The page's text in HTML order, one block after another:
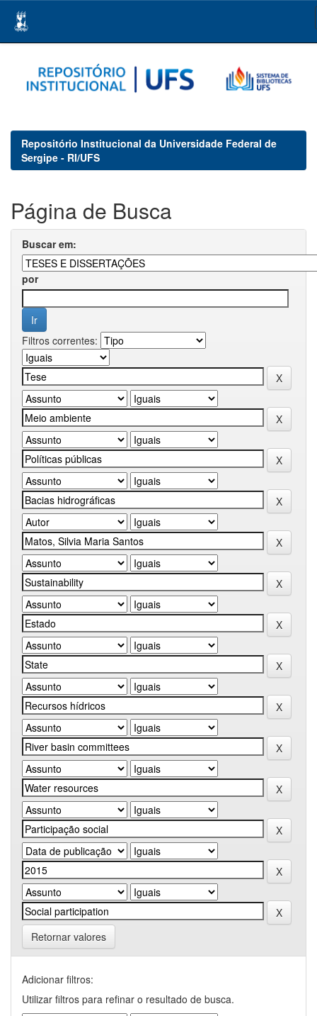
navigation
Repositório Institucional da Universidade Federal de
Sergipe - RI/UFS
Página de Busca
Buscar em:
por
Filtros correntes:
Retornar valores
Adicionar filtros:
Utilizar filtros para refinar o resultado de busca.